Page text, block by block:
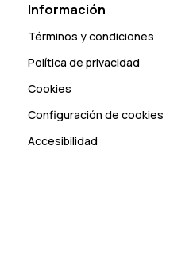
Información
Términos y condiciones
Política de privacidad
Cookies
Configuración de cookies
Accesibilidad